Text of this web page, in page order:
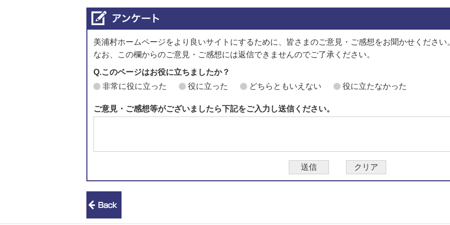
美浦村ホームページをより良いサイトにするために、皆さまのご意見・ご感想をお聞かせください
なお、この欄からのご意見・ご感想には返信できませんのでご了承ください。
Q.このページはお役に立ちましたか？
非常に役に立った
役に立った どちらともいえない 役に立たなかった
ご意見・ご感想等がございましたら下記をご入力し送信ください。